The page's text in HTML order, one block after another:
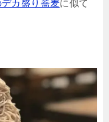
カ盛り蕎麦に似て